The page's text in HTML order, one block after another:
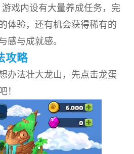
戏内设有大量养成任务，完
体验，还有机会获得稀有的
感与成就感。
攻略
办法壮大龙山，先点击龙蛋
！